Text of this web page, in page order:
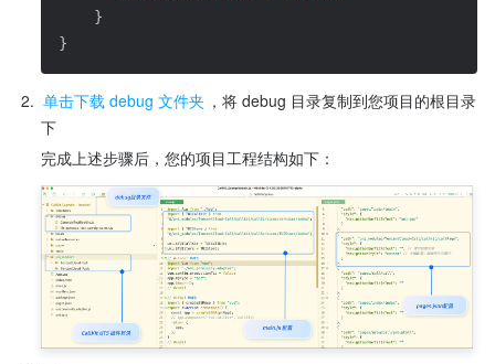
}
}
2. 单击下载 debug 文件夹 ，将 debug 目录复制到您项目的根目录
下
完成上述步骤后，您的项目工程结构如下：